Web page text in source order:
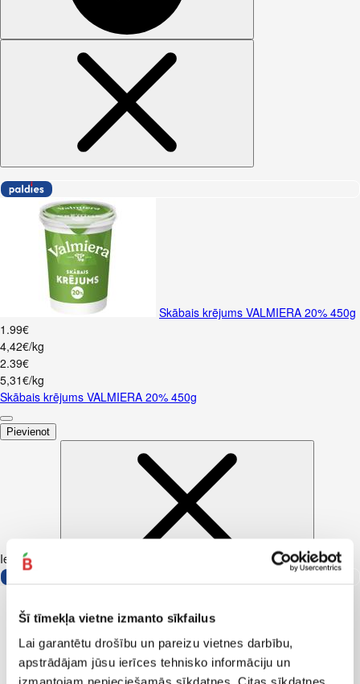
Šī tīmekļa vietne izmanto sīkfailus
Lai garantētu drošību un pareizu vietnes darbību,
apstrādājam jūsu ierīces tehnisko informāciju un
Skābais krējums VALMIERA 20% 450g
1 .99€
4,42€/kg
2.39€
5,31€/kg
Skābais krējums VALMIERA 20% 450g
Pievienot
Iesakām ar